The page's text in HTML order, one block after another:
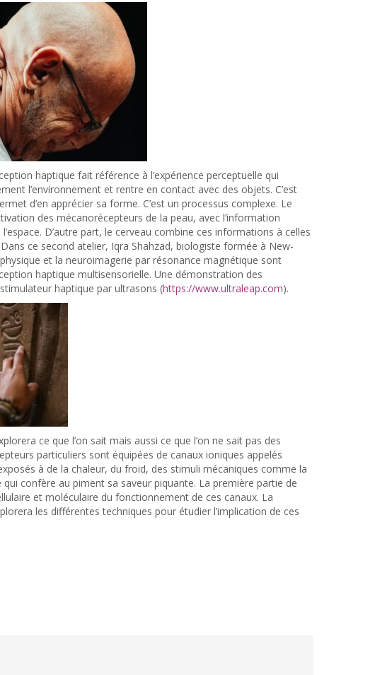
haptique fait référence à l’expérience perceptuelle qui
l’environnement et rentre en contact avec des objets. C’est
d’en apprécier sa forme. C’est un processus complexe. Le
des mécanorécepteurs de la peau, avec l’information
D’autre part, le cerveau combine ces informations à celles
ce second atelier, Iqra Shahzad, biologiste formée à New-
et la neuroimagerie par résonance magnétique sont
haptique multisensorielle. Une démonstration des
haptique par ultrasons (https://www.ultraleap.com).
ce que l’on sait mais aussi ce que l’on ne sait pas des
particuliers sont équipées de canaux ioniques appelés
à de la chaleur, du froid, des stimuli mécaniques comme la
confère au piment sa saveur piquante. La première partie de
et moléculaire du fonctionnement de ces canaux. La
les différentes techniques pour étudier l’implication de ces